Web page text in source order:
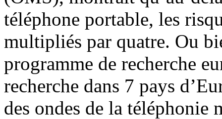
téléphone portable, les
multipliés par quatre. Ou
programme de recherche
recherche dans 7 pays
des ondes de la